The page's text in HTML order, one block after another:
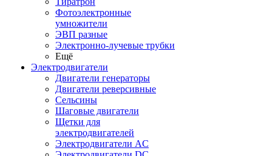
Фотоэлектронные
умножители
ЭВП разные
Электронно-лучевые трубки
Ещё
Электродвигатели
Двигатели генераторы
Двигатели реверсивные
Сельсины
Шаговые двигатели
Щетки для
электродвигателей
Электродвигатели AC